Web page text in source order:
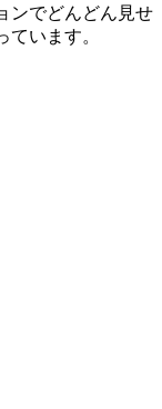
ンでどんどん見せ
います。